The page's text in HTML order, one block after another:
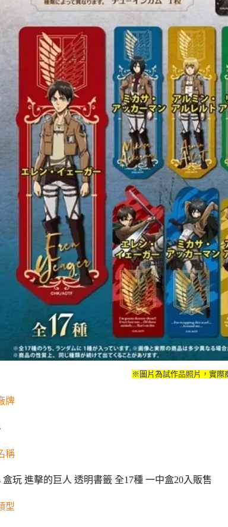
※圖片為試作品照片，實際
牌
稱
盒玩 進擊的巨人 透明書籤 全17種 一中盒20入販售
型